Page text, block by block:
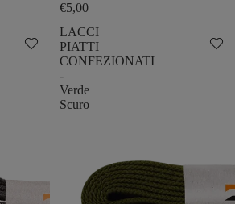
€5,00
LACCI
PIATTI
CONFEZIONATI
-
Verde
Scuro